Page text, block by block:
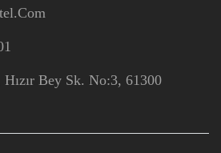
Bey Sk. No:3, 61300